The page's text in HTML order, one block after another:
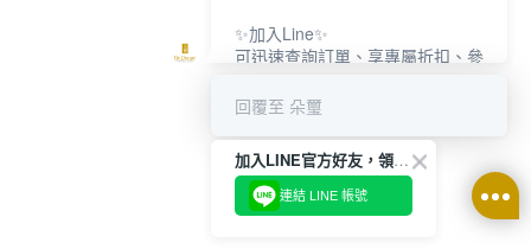
✨加入Line✨
可迅速查詢訂單、享專屬折扣、參
👇立即點選下方按鈕👇
✨追蹤IG✨
👇立即點選下方按鈕👇
https://bit.ly/3w8zJm1
回覆至 朵璽
加入LINE官方好友，領取$200折價券
連結 LINE 帳號